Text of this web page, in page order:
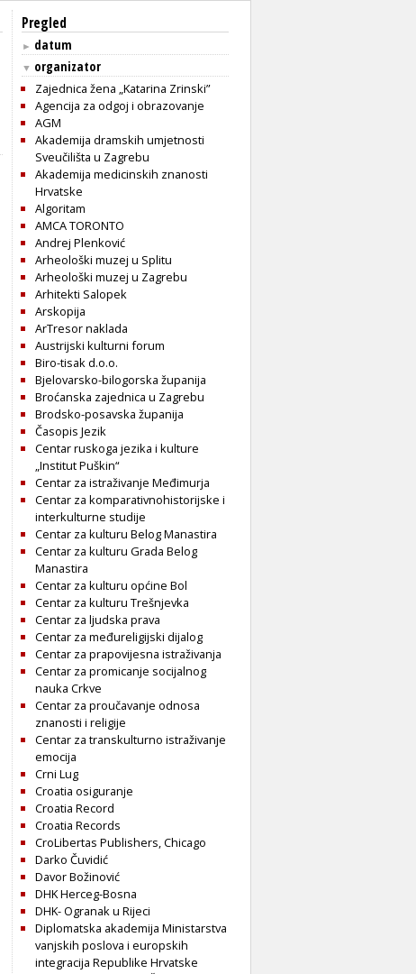
Pregled
► datum
▼ organizator
Zajednica žena „Katarina Zrinski”
Agencija za odgoj i obrazovanje
AGM
Akademija dramskih umjetnosti
Sveučilišta u Zagrebu
Akademija medicinskih znanosti
Hrvatske
Algoritam
AMCA TORONTO
Andrej Plenković
Arheološki muzej u Splitu
Arheološki muzej u Zagrebu
Arhitekti Salopek
Arskopija
ArTresor naklada
Austrijski kulturni forum
Biro-tisak d.o.o.
Bjelovarsko-bilogorska županija
Broćanska zajednica u Zagrebu
Brodsko-posavska županija
Časopis Jezik
Centar ruskoga jezika i kulture
„Institut Puškin“
Centar za istraživanje Međimurja
Centar za komparativnohistorijske i
interkulturne studije
Centar za kulturu Belog Manastira
Centar za kulturu Grada Belog
Manastira
Centar za kulturu općine Bol
Centar za kulturu Trešnjevka
Centar za ljudska prava
Centar za međureligijski dijalog
Centar za prapovijesna istraživanja
Centar za promicanje socijalnog
nauka Crkve
Centar za proučavanje odnosa
znanosti i religije
Centar za transkulturno istraživanje
emocija
Crni Lug
Croatia osiguranje
Croatia Record
Croatia Records
CroLibertas Publishers, Chicago
Darko Čuvidić
Davor Božinović
DHK Herceg-Bosna
DHK- Ogranak u Rijeci
Diplomatska akademija Ministarstva
vanjskih poslova i europskih
integracija Republike Hrvatske